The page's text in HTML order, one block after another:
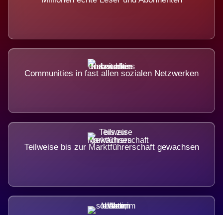
Communities in fast allen sozialen Netzwerken
Teilweise bis zur Marktführerschaft gewachsen